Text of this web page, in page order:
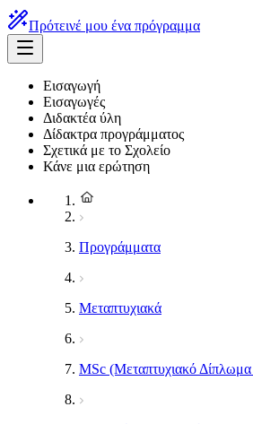
Πρότεινέ μου ένα πρόγραμμα
Εισαγωγή
Εισαγωγές
Διδακτέα ύλη
Δίδακτρα προγράμματος
Σχετικά με το Σχολείο
Κάνε μια ερώτηση
Προγράμματα
Μεταπτυχιακά
MSc (Μεταπτυχιακό